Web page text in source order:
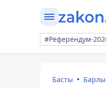
#Референдум-
Басты